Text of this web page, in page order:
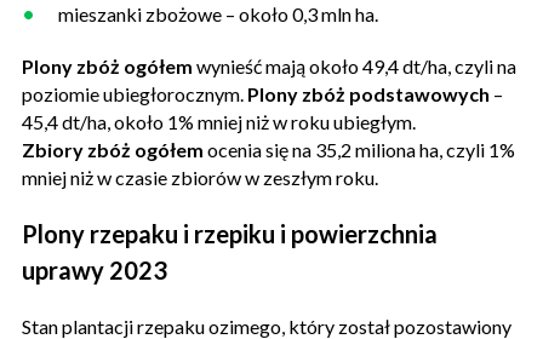
mieszanki zbożowe – około 0,3 mln ha.
Plony zbóż ogółem wynieść mają około 49,4 dt/ha, czyli na
poziomie ubiegłorocznym. Plony zbóż podstawowych –
45,4 dt/ha, około 1% mniej niż w roku ubiegłym.
Zbiory zbóż ogółem ocenia się na 35,2 miliona ha, czyli 1%
mniej niż w czasie zbiorów w zeszłym roku.
Plony rzepaku i rzepiku i powierzchnia
uprawy 2023
Stan plantacji rzepaku ozimego, który został pozostawiony